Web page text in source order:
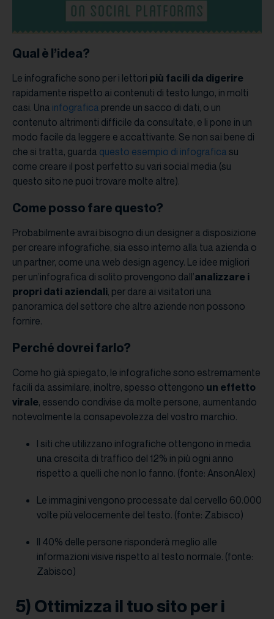
Qual è l’idea?
Le infografiche sono per i lettori più facili da digerire
rapidamente rispetto ai contenuti di testo lungo, in molti
casi. Una infografica prende un sacco di dati, o un
contenuto altrimenti difficile da consultate, e li pone in un
modo facile da leggere e accattivante. Se non sai bene di
che si tratta, guarda questo esempio di infografica su
come creare il post perfetto su vari social media (su
questo sito ne puoi trovare molte altre).
Come posso fare questo?
Probabilmente avrai bisogno di un designer a disposizione
per creare infografiche, sia esso interno alla tua azienda o
un partner, come una web design agency. Le idee migliori
per un’infografica di solito provengono dall’analizzare i
propri dati aziendali, per dare ai visitatori una
panoramica del settore che altre aziende non possono
fornire.
Perché dovrei farlo?
Come ho già spiegato, le infografiche sono estremamente
facili da assimilare, inoltre, spesso ottengono un effetto
virale, essendo condivise da molte persone, aumentando
notevolmente la consapevolezza del vostro marchio.
I siti che utilizzano infografiche ottengono in media
una crescita di traffico del 12% in più ogni anno
rispetto a quelli che non lo fanno. (fonte: AnsonAlex)
Le immagini vengono processate dal cervello 60.000
volte più velocemente del testo. (fonte: Zabisco)
Il 40% delle persone risponderà meglio alle
informazioni visive rispetto al testo normale. (fonte:
Zabisco)
5) Ottimizza il tuo sito per i